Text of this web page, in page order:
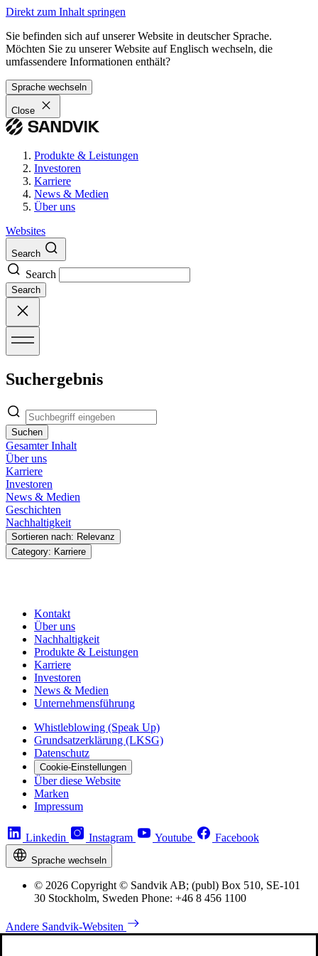
Direkt zum Inhalt springen
Sie befinden sich auf unserer Website in deutscher Sprache.
Möchten Sie zu unserer Website auf Englisch wechseln, die
umfassendere Informationen enthält?
Sprache wechseln
Close
Produkte & Leistungen
Investoren
Karriere
News & Medien
Über uns
Websites
Search
Search
Search
Suchergebnis
Suchen
Gesamter Inhalt
Über uns
Karriere
Investoren
News & Medien
Geschichten
Nachhaltigkeit
Sortieren nach: Relevanz
Category: Karriere
Kontakt
Über uns
Nachhaltigkeit
Produkte & Leistungen
Karriere
Investoren
News & Medien
Unternehmensführung
Whistleblowing (Speak Up)
Grundsatzerklärung (LKSG)
Datenschutz
Cookie-Einstellungen
Über diese Website
Marken
Impressum
Linkedin Instagram Youtube Facebook
Sprache wechseln
© 2026 Copyright © Sandvik AB; (publ) Box 510, SE-101
30 Stockholm, Sweden Phone: +46 8 456 1100
Andere Sandvik-Websiten